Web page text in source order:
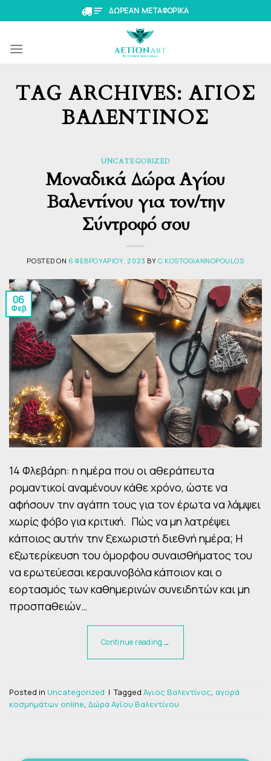
to
ΔΩΡΕΑΝ ΜΕΤΑΦΟΡΙΚΑ
TAG ARCHIVES:ΆΓΙΟΣ
ΒΑΛΕΝΤΊΝΟΣ
UNCATEGORIZED
Μοναδικά Δώρα Αγίου
Βαλεντίνου για τον/την
Σύντροφό σου
POSTED ON 6 ΦΕΒΡΟΥΑΡΊΟΥ, 2023 BY C.KOSTOGIANNOPOULOS
06
Φεβ
14 Φλεβάρη: η ημέρα που οι αθεράπευτα
ρομαντικοί αναμένουν κάθε χρόνο, ώστε να
αφήσουν την αγάπη τους για τον έρωτα να λάμψει
χωρίς φόβο για κριτική. Πώς να μη λατρέψει
κάποιος αυτήν την ξεχωριστή διεθνή ημέρα; Η
εξωτερίκευση του όμορφου συναισθήματος του
να ερωτεύεσαι κεραυνοβόλα κάποιον και ο
εορτασμός των καθημερινών συνειδητών και μη
προσπαθειών…
Continue reading →
Posted in Uncategorized | Tagged Άγιος Βαλεντίνος, αγορά
κοσμημάτων online, Δώρα Αγίου Βαλεντίνου